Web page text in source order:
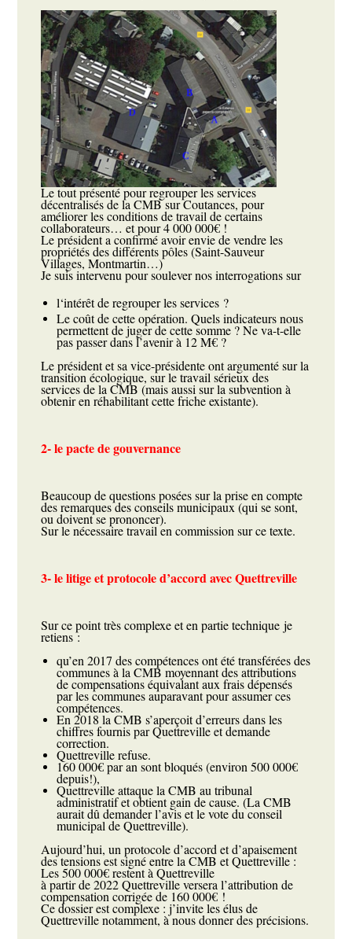
Le tout présenté pour regrouper les services
décentralisés de la CMB sur Coutances, pour
améliorer les conditions de travail de certains
collaborateurs… et pour 4 000 000€ !
Le président a confirmé avoir envie de vendre les
propriétés des différents pôles (Saint-Sauveur
Villages, Montmartin…)
Je suis intervenu pour soulever nos interrogations sur
l‘intérêt de regrouper les services ?
Le coût de cette opération. Quels indicateurs nous
permettent de juger de cette somme ? Ne va-t-elle
pas passer dans l’avenir à 12 M€ ?
Le président et sa vice-présidente ont argumenté sur la
transition écologique, sur le travail sérieux des
services de la CMB (mais aussi sur la subvention à
obtenir en réhabilitant cette friche existante).
2- le pacte de gouvernance
Beaucoup de questions posées sur la prise en compte
des remarques des conseils municipaux (qui se sont,
ou doivent se prononcer).
Sur le nécessaire travail en commission sur ce texte.
3- le litige et protocole d’accord avec Quettreville
Sur ce point très complexe et en partie technique je
retiens :
qu’en 2017 des compétences ont été transférées des
communes à la CMB moyennant des attributions
de compensations équivalant aux frais dépensés
par les communes auparavant pour assumer ces
compétences.
En 2018 la CMB s’aperçoit d’erreurs dans les
chiffres fournis par Quettreville et demande
correction.
Quettreville refuse.
160 000€ par an sont bloqués (environ 500 000€
depuis!),
Quettreville attaque la CMB au tribunal
administratif et obtient gain de cause. (La CMB
aurait dû demander l’avis et le vote du conseil
municipal de Quettreville).
Aujourd’hui, un protocole d’accord et d’apaisement
des tensions est signé entre la CMB et Quettreville :
Les 500 000€ restent à Quettreville
à partir de 2022 Quettreville versera l’attribution de
compensation corrigée de 160 000€ !
Ce dossier est complexe : j’invite les élus de
Quettreville notamment, à nous donner des précisions.